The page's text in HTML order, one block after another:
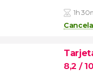
1h
8,2 / 10